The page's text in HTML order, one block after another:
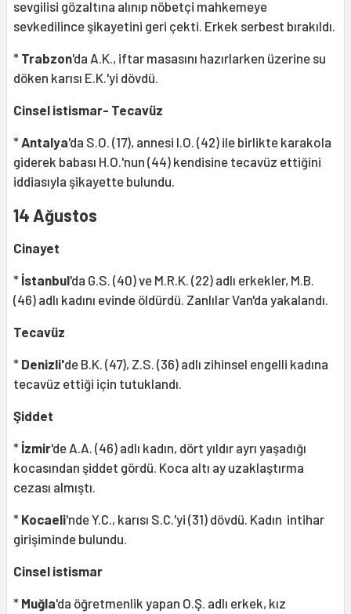
sevgilisi gözaltına alınıp nöbetçi mahkemeye
sevkedilince şikayetini geri çekti. Erkek serbest bırakıldı.
* Trabzon'da A.K., iftar masasını hazırlarken üzerine su
döken karısı E.K.'yi dövdü.
Cinsel istismar- Tecavüz
*Antalya'da S.O. (17), annesi I.O. (42) ile birlikte karakola
giderek babası H.O.'nun (44) kendisine tecavüz ettiğini
iddiasıyla şikayette bulundu.
14 Ağustos
Cinayet
* İstanbul'da G.S. (40) ve M.R.K. (22) adlı erkekler, M.B.
(46) adlı kadını evinde öldürdü. Zanlılar Van'da yakalandı.
Tecavüz
* Denizli'de B.K. (47), Z.S. (36) adlı zihinsel engelli kadına
tecavüz ettiği için tutuklandı.
Şiddet
* İzmir'de A.A. (46) adlı kadın, dört yıldır ayrı yaşadığı
kocasından şiddet gördü. Koca altı ay uzaklaştırma
cezası almıştı.
* Kocaeli'nde Y.C., karısı S.C.'yi (31) dövdü. Kadın intihar
girişiminde bulundu.
Cinsel istismar
* Muğla'da öğretmenlik yapan O.Ş. adlı erkek, kız